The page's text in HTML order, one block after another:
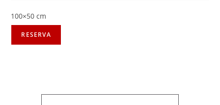
100×50 cm
RESERVA